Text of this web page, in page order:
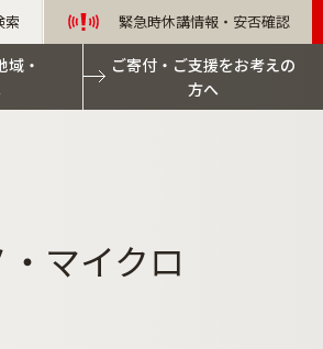
索 緊急時休講情報・安否確認
域・
ご寄付・ご支援をお考えの
方へ
マイクロ